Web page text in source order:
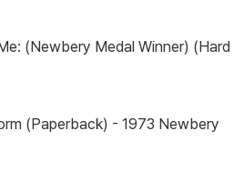
(Newbery Medal Winner) (Hard
(Paperback) - 1973 Newbery